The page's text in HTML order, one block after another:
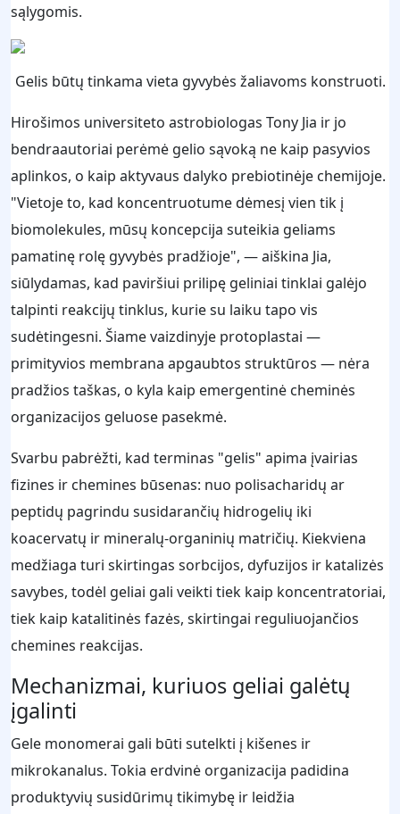
sąlygomis.
Gelis būtų tinkama vieta gyvybės žaliavoms konstruoti.
Hirošimos universiteto astrobiologas Tony Jia ir jo
bendraautoriai perėmė gelio sąvoką ne kaip pasyvios
aplinkos, o kaip aktyvaus dalyko prebiotinėje chemijoje.
"Vietoje to, kad koncentruotume dėmesį vien tik į
biomolekules, mūsų koncepcija suteikia geliams
pamatinę rolę gyvybės pradžioje", — aiškina Jia,
siūlydamas, kad paviršiui prilipę geliniai tinklai galėjo
talpinti reakcijų tinklus, kurie su laiku tapo vis
sudėtingesni. Šiame vaizdinyje protoplastai —
primityvios membrana apgaubtos struktūros — nėra
pradžios taškas, o kyla kaip emergentinė cheminės
organizacijos geluose pasekmė.
Svarbu pabrėžti, kad terminas "gelis" apima įvairias
fizines ir chemines būsenas: nuo polisacharidų ar
peptidų pagrindu susidarančių hidrogelių iki
koacervatų ir mineralų-organinių matričių. Kiekviena
medžiaga turi skirtingas sorbcijos, dyfuzijos ir katalizės
savybes, todėl geliai gali veikti tiek kaip koncentratoriai,
tiek kaip katalitinės fazės, skirtingai reguliuojančios
chemines reakcijas.
Mechanizmai, kuriuos geliai galėtų
įgalinti
Gele monomerai gali būti sutelkti į kišenes ir
mikrokanalus. Tokia erdvinė organizacija padidina
produktyvių susidūrimų tikimybę ir leidžia